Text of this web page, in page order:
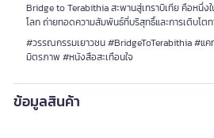
Bridge to Terabithia สะพานสู่เทราบิเทีย คือหนึ่
โลก ถ่ายทอดความสัมพันธ์ที่บริสุทธิ์และการเติบโตท
#วรรณกรรมเยาวชน #BridgeToTerabithia #แ
มิตรภาพ #หนังสือสะเทือนใจ
ข้อมูลสินค้า